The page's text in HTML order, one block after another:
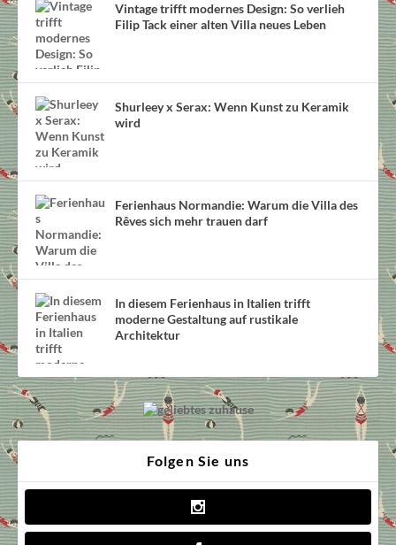
Vintage trifft modernes Design: So verlieh
Filip Tack einer alten Villa neues Leben
Shurleey x Serax: Wenn Kunst zu Keramik
wird
Ferienhaus Normandie: Warum die Villa des
Rêves sich mehr trauen darf
In diesem Ferienhaus in Italien trifft
moderne Gestaltung auf rustikale
Architektur
Folgen Sie uns